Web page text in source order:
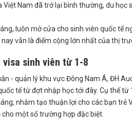
Nam đã trở lại bình thường, du học
luôn mở cửa cho sinh viên quốc tế
vẫn là điểm cộng lớn nhất của thị
visa sinh viên từ 1-8
- quản lý khu vực Đông Nam Á, ĐH
tế từ đợt nhập học tới đây. Cụ thể
nhằm tạo thuận lợi cho các bạn trẻ
một số trường hợp đặc biệt.